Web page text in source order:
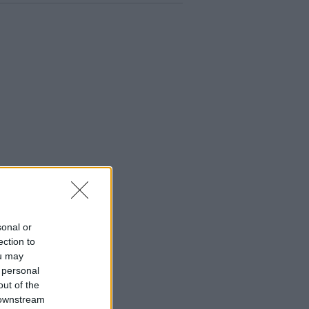
or
to
may
of the